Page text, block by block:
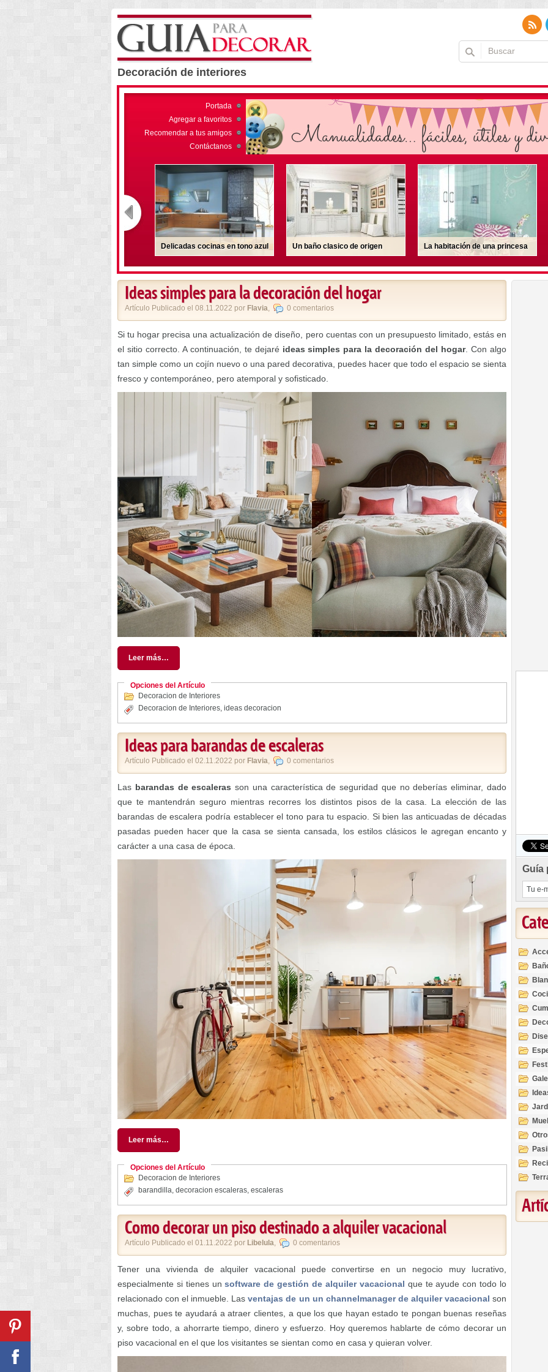
Decoración de interiores
Portada
Agregar a favoritos
Recomendar a tus amigos
Contáctanos
Un baño clasico de origen
italiano
La habitación de una princesa Árboles de Navidad en color
rosa ¡muy original!
Ideas simples para la decoración del hogar
Artículo Publicado el 08.11.2022 por Flavia, 0 comentarios
Si tu hogar precisa una actualización de diseño, pero cuentas con un presupuesto limitado, estás en
el sitio correcto. A continuación, te dejaré ideas simples para la decoración del hogar. Con algo
tan simple como un cojín nuevo o una pared decorativa, puedes hacer que todo el espacio se sienta
fresco y contemporáneo, pero atemporal y sofisticado.
Leer más…
Opciones del Artículo
Decoracion de Interiores
Decoracion de Interiores, ideas decoracion
Ideas para barandas de escaleras
Artículo Publicado el 02.11.2022 por Flavia, 0 comentarios
Las barandas de escaleras son una característica de seguridad que no deberías eliminar, dado
que te mantendrán seguro mientras recorres los distintos pisos de la casa. La elección de las
barandas de escalera podría establecer el tono para tu espacio. Si bien las anticuadas de décadas
pasadas pueden hacer que la casa se sienta cansada, los estilos clásicos le agregan encanto y
carácter a una casa de época.
Leer más…
Opciones del Artículo
Decoracion de Interiores
barandilla, decoracion escaleras, escaleras
Como decorar un piso destinado a alquiler vacacional
Artículo Publicado el 01.11.2022 por Libelula, 0 comentarios
Tener una vivienda de alquiler vacacional puede convertirse en un negocio muy lucrativo,
especialmente si tienes unsoftware de gestión de alquiler vacacional que te ayude con todo lo
relacionado con el inmueble. Lasventajas de un un channelmanager de alquiler vacacional son
muchas, pues te ayudará a atraer clientes, a que los que hayan estado te pongan buenas reseñas
y, sobre todo, a ahorrarte tiempo, dinero y esfuerzo. Hoy queremos hablarte de cómo decorar un
piso vacacional en el que los visitantes se sientan como en casa y quieran volver.
Guía